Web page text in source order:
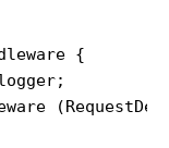
{
_logger;